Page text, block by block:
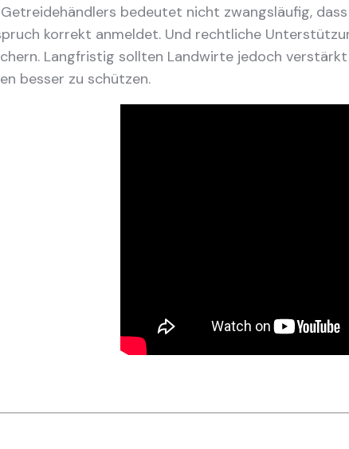
Getreidehändlers bedeutet nicht zwangsläufig,
korrekt anmeldet. Und rechtliche
Langfristig sollten Landwirte jedoch
besser zu schützen.